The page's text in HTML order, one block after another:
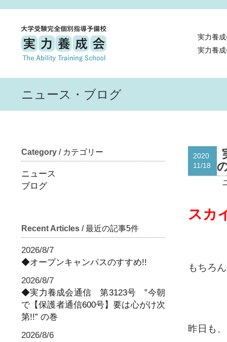
実力養
実力養
ニュース・ブログ
Category / カテゴリー
ニュース
ブログ
Recent Articles / 最近の記事5件
2026/8/7
◆オープンキャンパスのすすめ!!
2026/8/7
◆実力養成会通信 第3123号 ”今朝
で【保護者通信600号】要は心がけ次
第!!” の巻
2026/8/6
2020
11/18
スカ
もちろ
昨日も